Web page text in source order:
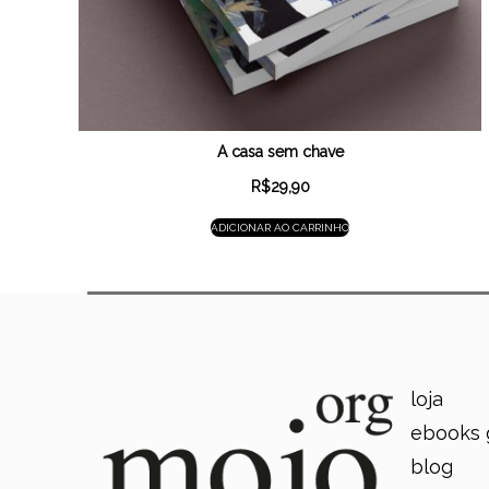
A casa sem chave
R$29,90
ADICIONAR AO CARRINHO
loja
ebooks
blog